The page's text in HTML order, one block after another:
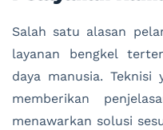
Salah satu alasan
layanan bengkel
daya manusia. Teknisi
memberikan
menawarkan solusi